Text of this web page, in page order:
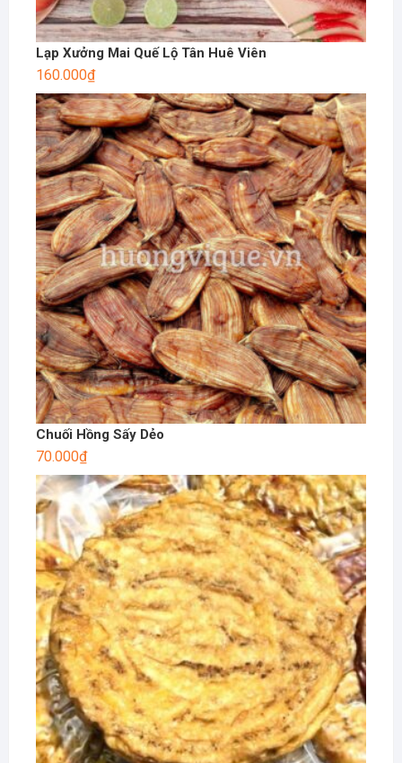
Lạp Xưởng Mai Quế Lộ Tân Huê Viên
160.000₫
Chuối Hồng Sấy Dẻo
70.000₫